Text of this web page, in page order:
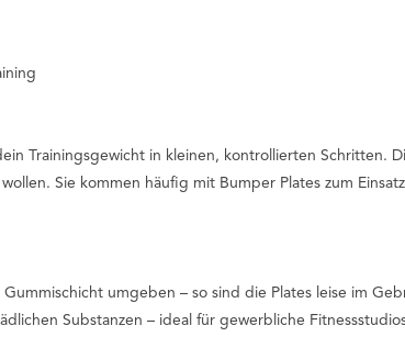
Trainingsgewicht in kleinen, kontrollierten Schritten.
Sie kommen häufig mit Bumper Plates zum
umgeben – so sind die Plates leise im
Substanzen – ideal für gewerbliche